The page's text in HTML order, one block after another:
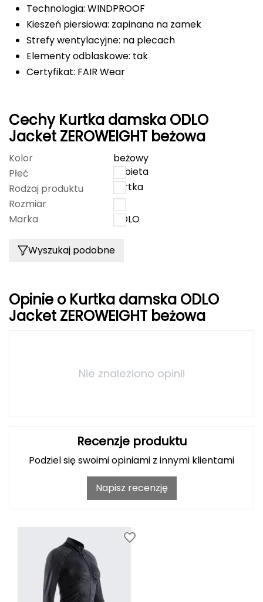
ENERO PRO
Elmer by Swany
Extremities
FASHY
Fjord Nansen
G
GIVOVA
GSI Outdoors
Gear Aid
Giant Dragon
Grivel
HMS PREMIUM
Technologia: WINDPROOF
Kieszeń piersiowa: zapinana na zamek
Strefy wentylacyjne: na plecach
Elementy odblaskowe: tak
Certyfikat: FAIR Wear
Cechy Kurtka damska ODLO
Jacket ZEROWEIGHT beżowa
Kolor
beżowy
Płeć
kobieta
Rodzaj produktu
kurtka
Rozmiar
Marka
ODLO
Wyszukaj podobne
Opinie o Kurtka damska ODLO
Jacket ZEROWEIGHT beżowa
Nie znaleziono opinii
Recenzje produktu
Podziel się swoimi opiniami z innymi klientami
Napisz recenzję